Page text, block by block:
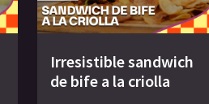
Irresistible sandwich
de bife a la criolla